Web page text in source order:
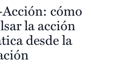
cómo
la acción
desde la